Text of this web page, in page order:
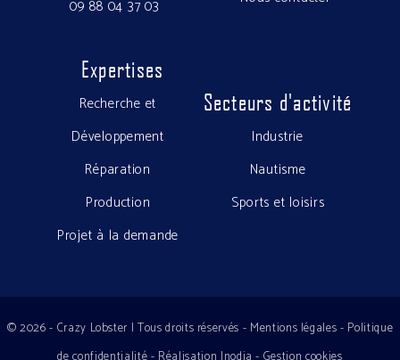
09 88 04 37 03
Expertises
Recherche et
Développement
Réparation
Production
Projet à la demande
Secteurs d'activité
Industrie
Nautisme
Sports et loisirs
© 2026 - Crazy Lobster | Tous droits réservés - Mentions légales- Politique